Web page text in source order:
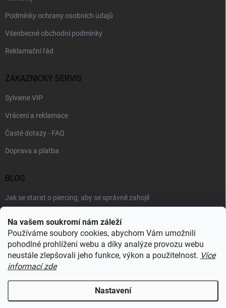
Na vašem soukromí nám záleží
Používáme soubory cookies, abychom Vám umožnili
pohodlné prohlížení webu a díky analýze provozu webu
neustále zlepšovali jeho funkce, výkon a použitelnost. Více
informací zde
Nastavení
Podmínky ochrany osobních údajů
Všeobecné obchodní podmínky
Reklamační řád
ZÁKAZNICKÝ SERVIS
Sylviene VIP
Vrácení a reklamace
Časté dotazy - FAQ
Doprava a platba
BLOG
Jak se starat o piercing, aby se správně zahojil
Šperky a voda: co šperkům vadí nejvíc a proč